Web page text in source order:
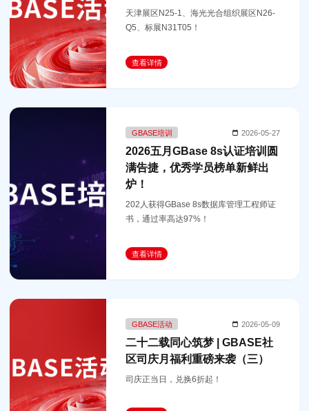
天津展区N25-1、海光光合组织展区N26-
Q5、标展N31T05！
查看详情
GBASE培训 2026-05-27
2026五月GBase 8s认证培训圆
满告捷，优秀学员榜单新鲜出
炉！
202人获得GBase 8s数据库管理工程师证
书，通过率高达97%！
查看详情
GBASE活动 2026-05-09
二十二载同心筑梦 | GBASE社
区司庆月福利重磅来袭（三）
司庆正当日，兑换6折起！